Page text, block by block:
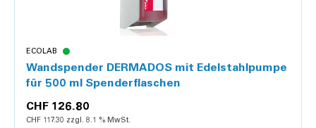
ECOLAB
Wandspender DERMADOS mit Edelstahlpumpe
für 500 ml Spenderflaschen
CHF 126.80
CHF 117.30 zzgl. 8.1 % MwSt.